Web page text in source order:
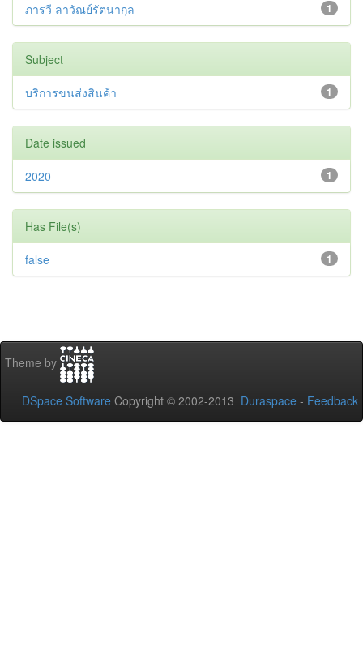
1
ภารวี ลาวัณย์รัตนากุล
Subject
1
บริการขนส่งสินค้า
Date issued
1
2020
Has File(s)
1
false
Theme by
DSpace Software Copyright © 2002-2013 Duraspace - Feedback